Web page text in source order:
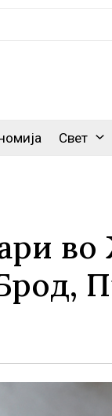
Свет
во